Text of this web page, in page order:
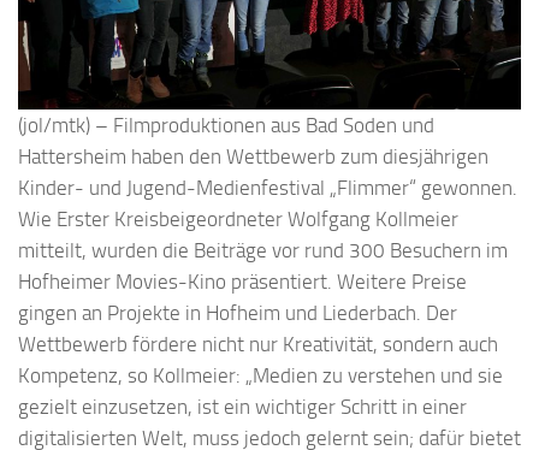
(jol/mtk) – Filmproduktionen aus Bad Soden und
Hattersheim haben den Wettbewerb zum diesjährigen
Kinder- und Jugend-Medienfestival „Flimmer“ gewonnen.
Wie Erster Kreisbeigeordneter Wolfgang Kollmeier
mitteilt, wurden die Beiträge vor rund 300 Besuchern im
Hofheimer Movies-Kino präsentiert. Weitere Preise
gingen an Projekte in Hofheim und Liederbach. Der
Wettbewerb fördere nicht nur Kreativität, sondern auch
Kompetenz, so Kollmeier: „Medien zu verstehen und sie
gezielt einzusetzen, ist ein wichtiger Schritt in einer
digitalisierten Welt, muss jedoch gelernt sein; dafür bietet